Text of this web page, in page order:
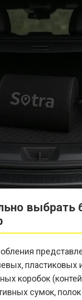
выбрать
пластиковых
коробок
сумок,